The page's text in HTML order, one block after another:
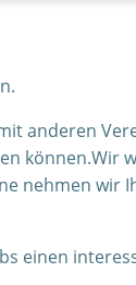
anderen
können.Wir
nehmen wir
einen